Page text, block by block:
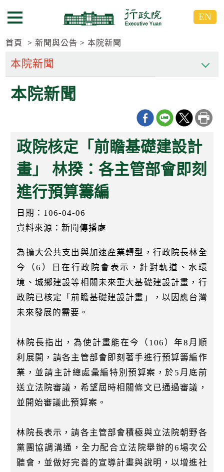
到
要
區
到
要
區
選單按鈕 EN
首頁 新聞與公告 本院新聞
本院新聞
政院核定「前瞻基礎建設計
畫」 林揆：各主管部會即刻
進行預算籌編
日期：106-04-06
資料來源：新聞傳播處
為擴大公共支出與加速產業轉型，行政院長林全
今（6）日在行政院會表示，針對軌道、水環
境、城鄉建設等相關未來重大基礎建設計畫，行
政院已核定「前瞻基礎建設計畫」，以因應台灣
未來發展的需要。
林院長指出，為使計畫能在今（106）年8月順
利展開，請各主管部會即刻著手進行預算籌編作
業，並請主計總處彙編特別預算案，於5月底前
送立法院審議，希望屆時相關條文已通過審議，
並開始審議此預算案。
林院長表示，請各主管部會積極與立法院朝野各
黨團協調溝通，全力配合立法院舉辦的6場次公
聽會，並做好完善的宣導計畫與說明，以增進社